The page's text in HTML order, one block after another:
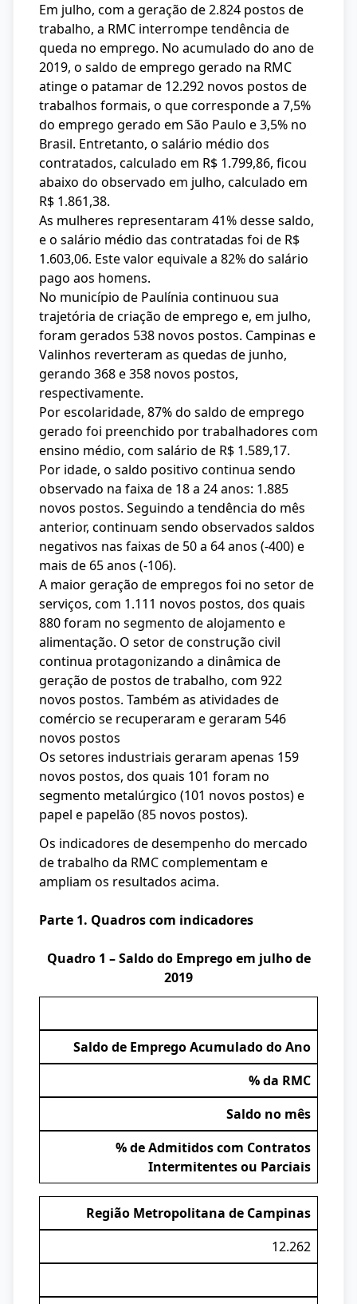
Em julho, com a geração de 2.824 postos de
trabalho, a RMC interrompe tendência de
queda no emprego. No acumulado do ano de
2019, o saldo de emprego gerado na RMC
atinge o patamar de 12.292 novos postos de
trabalhos formais, o que corresponde a 7,5%
do emprego gerado em São Paulo e 3,5% no
Brasil. Entretanto, o salário médio dos
contratados, calculado em R$ 1.799,86, ficou
abaixo do observado em julho, calculado em
R$ 1.861,38.
As mulheres representaram 41% desse saldo,
e o salário médio das contratadas foi de R$
1.603,06. Este valor equivale a 82% do salário
pago aos homens.
No município de Paulínia continuou sua
trajetória de criação de emprego e, em julho,
foram gerados 538 novos postos. Campinas e
Valinhos reverteram as quedas de junho,
gerando 368 e 358 novos postos,
respectivamente.
Por escolaridade, 87% do saldo de emprego
gerado foi preenchido por trabalhadores com
ensino médio, com salário de R$ 1.589,17.
Por idade, o saldo positivo continua sendo
observado na faixa de 18 a 24 anos: 1.885
novos postos. Seguindo a tendência do mês
anterior, continuam sendo observados saldos
negativos nas faixas de 50 a 64 anos (-400) e
mais de 65 anos (-106).
A maior geração de empregos foi no setor de
serviços, com 1.111 novos postos, dos quais
880 foram no segmento de alojamento e
alimentação. O setor de construção civil
continua protagonizando a dinâmica de
geração de postos de trabalho, com 922
novos postos. Também as atividades de
comércio se recuperaram e geraram 546
novos postos
Os setores industriais geraram apenas 159
novos postos, dos quais 101 foram no
segmento metalúrgico (101 novos postos) e
papel e papelão (85 novos postos).
Os indicadores de desempenho do mercado
de trabalho da RMC complementam e
ampliam os resultados acima.
Parte 1. Quadros com indicadores
Quadro 1 – Saldo do Emprego em julho de
2019
Saldo de Emprego Acumulado do Ano
% da RMC
Saldo no mês
% de Admitidos com Contratos
Intermitentes ou Parciais
Região Metropolitana de Campinas
12.262